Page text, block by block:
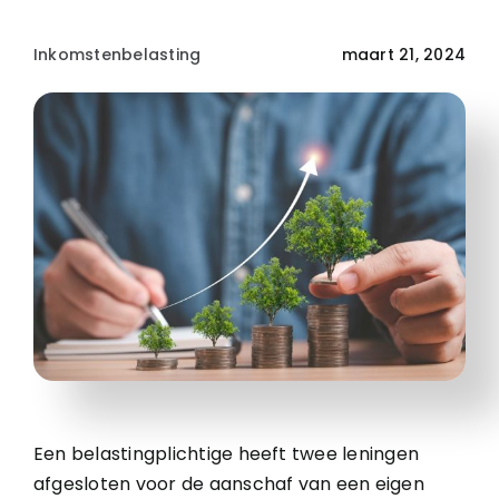
Inkomstenbelasting maart 21, 2024
Een belastingplichtige heeft twee leningen
afgesloten voor de aanschaf van een eigen